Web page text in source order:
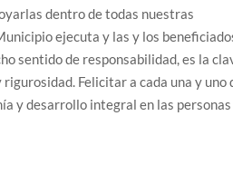
dentro de todas nuestras
ejecuta y las y los
sentido de responsabilidad, es la
Felicitar a cada una y uno
y desarrollo integral en las personas